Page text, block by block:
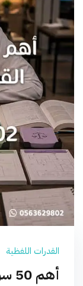
القدرات اللفظية
أهم 50 سؤال في القدرات اللفظية